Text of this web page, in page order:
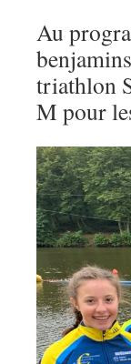
Au
triathlon
M pour